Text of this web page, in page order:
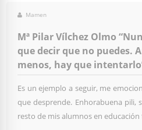
Mª Pilar Vílchez Olmo
que decir que no puedes.
menos, hay que
Mamen
Es un ejemplo a seguir, me
que desprende. Enhorabuena pili,
resto de mis alumnos en educación